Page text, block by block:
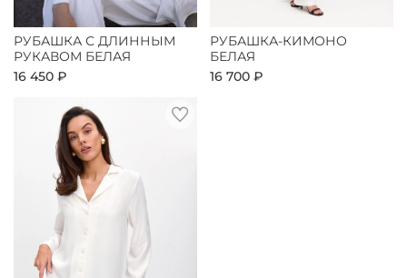
РУБАШКА С ДЛИННЫМ
РУКАВОМ БЕЛАЯ
16 450 ₽
РУБАШКА-КИМОНО
БЕЛАЯ
16 700 ₽